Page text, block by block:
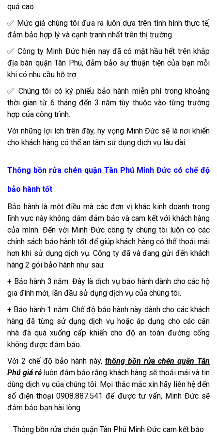
quả cao.
✅ Mức giá chúng tôi đưa ra luôn dựa trên tình hình thực tế,
đảm bảo hợp lý và cạnh tranh nhất trên thị trường.
✅ Công ty Minh Đức hiện nay đã có mặt hầu hết trên khắp
địa bàn quận Tân Phú, đảm bảo sự thuận tiện của bạn mỗi
khi có nhu cầu hỗ trợ.
✅ Chúng tôi có ký phiếu bảo hành miễn phí trong khoảng
thời gian từ 6 tháng đến 3 năm tùy thuộc vào từng trường
hợp của công trình.
Với những lợi ích trên đây, hy vọng Minh Đức sẽ là nơi khiến
cho khách hàng có thể an tâm sử dụng dịch vụ lâu dài.
Thông bồn rửa chén quận Tân Phú Minh Đức có chế độ
bảo hành tốt
Bảo hành là một điều mà các đơn vị khác kinh doanh trong
lĩnh vực này không dám đảm bảo và cam kết với khách hàng
của mình. Đến với Minh Đức công ty chúng tôi luôn có các
chính sách bảo hành tốt để giúp khách hàng có thể thoải mái
hơn khi sử dụng dịch vụ. Công ty đã và đang gửi đến khách
hàng 2 gói bảo hành như sau:
+ Bảo hành 3 năm: Đây là dịch vụ bảo hành dành cho các hộ
gia đình mới, lần đầu sử dụng dịch vụ của chúng tôi.
+ Bảo hành 1 năm: Chế độ bảo hành này dành cho các khách
hàng đã từng sử dụng dịch vụ hoặc áp dụng cho các căn
nhà đã quá xuống cấp khiến cho độ an toàn đường cống
không được đảm bảo.
Với 2 chế độ bảo hành này, thông bồn rửa chén quận Tân
Phú giá rẻ luôn đảm bảo rằng khách hàng sẽ thoải mái và tin
dùng dịch vụ của chúng tôi. Mọi thắc mắc xin hãy liên hệ đến
số điện thoại 0908.887.541 để được tư vấn, Minh Đức sẽ
đảm bảo bạn hài lòng.
Thông bồn rửa chén quận Tân Phú Minh Đức cam kết bảo